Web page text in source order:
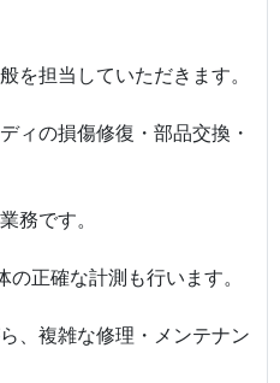
を担当していただきます。
ィの損傷修復・部品交換・
務です。
正確な計測も行います。
、複雑な修理・メンテナン